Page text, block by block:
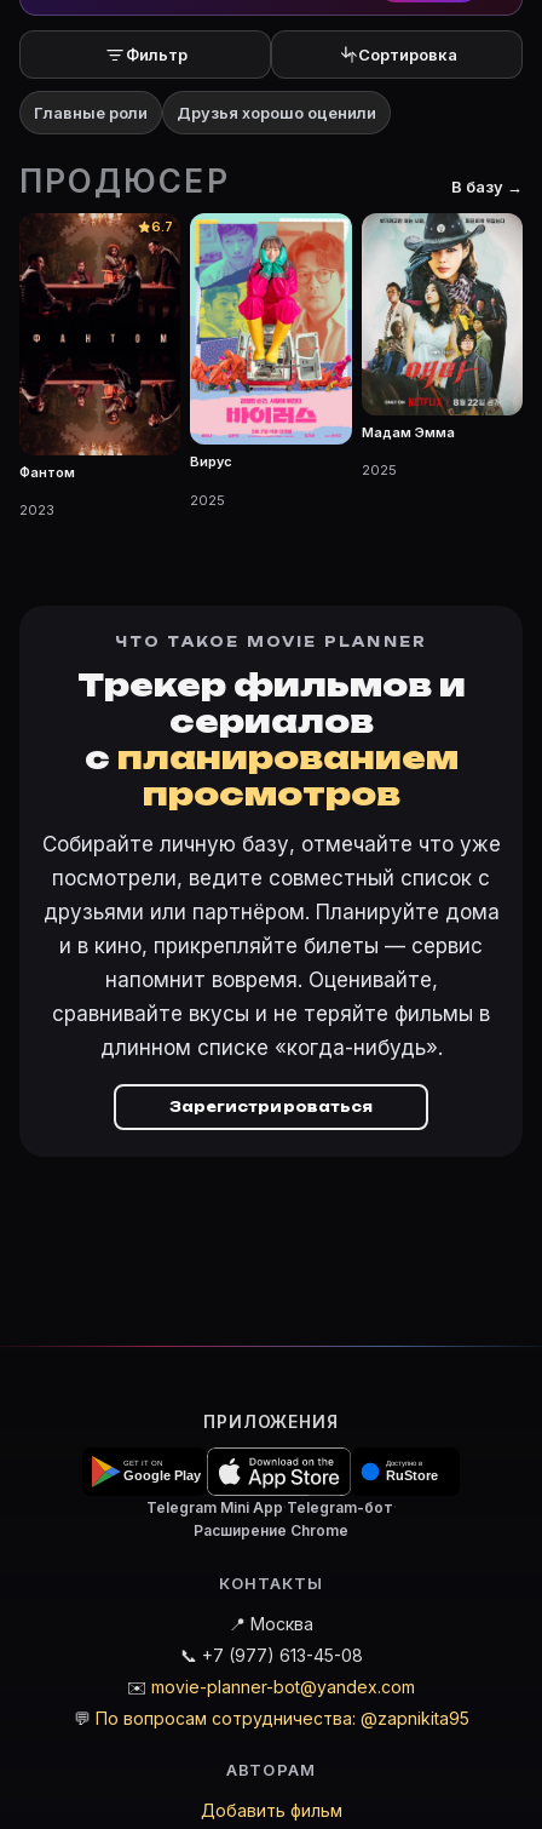
Фильтр Сортировка
Главные роли Друзья хорошо оценили
ПРОДЮСЕР В базу →
6.7
Фантом
2023
Вирус
2025
Мадам Эмма
2025
ЧТО ТАКОЕ MOVIE PLANNER
Трекер фильмов и
сериалов
с планированием
просмотров
Собирайте личную базу, отмечайте что уже
посмотрели, ведите совместный список с
друзьями или партнёром. Планируйте дома
и в кино, прикрепляйте билеты — сервис
напомнит вовремя. Оценивайте,
сравнивайте вкусы и не теряйте фильмы в
длинном списке «когда-нибудь».
Зарегистрироваться
ПРИЛОЖЕНИЯ
Telegram Mini App·Telegram-бот·
Расширение Chrome
КОНТАКТЫ
📍 Москва
📞 +7 (977) 613-45-08
✉️ movie-planner-bot@yandex.com
💬 По вопросам сотрудничества: @zapnikita95
АВТОРАМ
Добавить фильм